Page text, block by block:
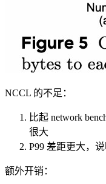
NCCL 的不足：
比起 network
很大
P99 差距更大，
额外开销：